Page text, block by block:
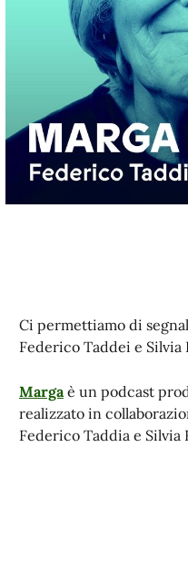
Ci permettiamo di
Federico Taddei e
Margaè un podcast
realizzato in
Federico Taddia e Silvia